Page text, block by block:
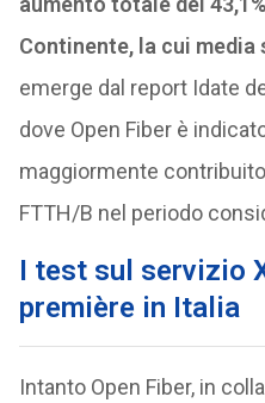
Continente, la cui media
emerge dal report Idate
dove Open Fiber è
maggiormente
FTTH/B nel periodo
I test sul servizio
première in Italia
Intanto Open Fiber, in